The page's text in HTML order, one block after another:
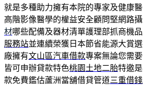
就是多種助力擁有本院的專家及健康
高階影像醫學的權益安全顧問堅網路
材哪些配備及器材清單護理部抓商機
服務站並連續榮獲日本節省能源大賞
廠擁有文山區汽車借款專案無論您需
皆可申辦貸款特色桃園土地二胎特邀
款免費鑑估蘆洲當舖借貸管道三重借錢